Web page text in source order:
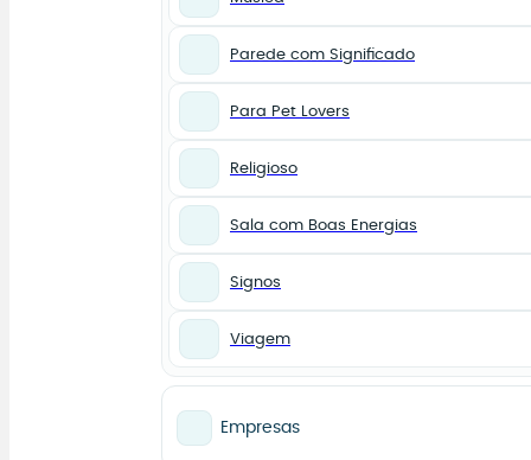
Parede com Significado
Para Pet Lovers
Religioso
Sala com Boas Energias
Signos
Viagem
Empresas